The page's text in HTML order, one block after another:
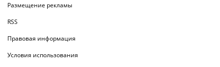
Размещение рекламы
RSS
Правовая информация
Условия использования